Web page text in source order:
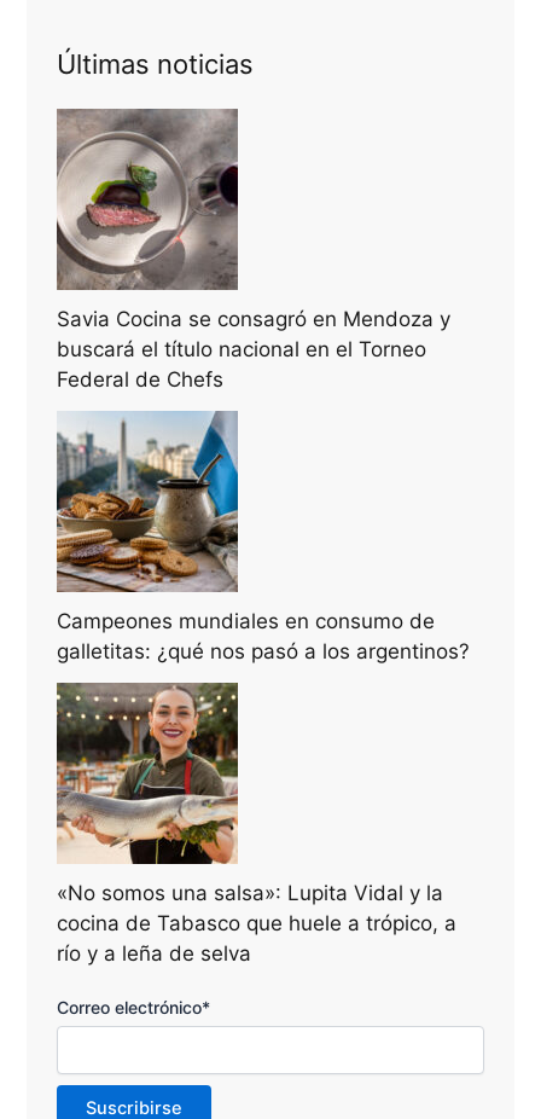
Últimas noticias
Savia Cocina se consagró en Mendoza y
buscará el título nacional en el Torneo
Federal de Chefs
Campeones mundiales en consumo de
galletitas: ¿qué nos pasó a los argentinos?
«No somos una salsa»: Lupita Vidal y la
cocina de Tabasco que huele a trópico, a
río y a leña de selva
Correo electrónico*